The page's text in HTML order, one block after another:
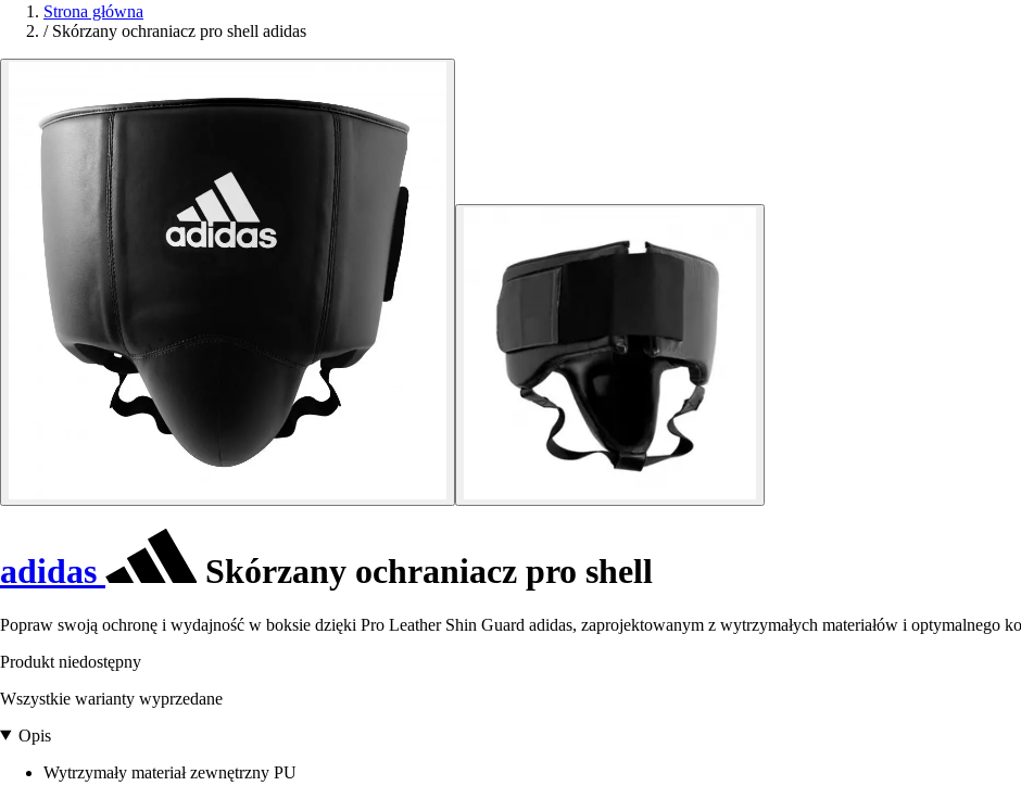
Strona główna
/ Skórzany ochraniacz pro shell adidas
adidas Skórzany ochraniacz pro shell
Popraw swoją ochronę i wydajność w boksie dzięki Pro Leather Shin Guard adidas, zaprojektowanym z wytrzymałych materiałów i optymalnego
Produkt niedostępny
Wszystkie warianty wyprzedane
Opis
Wytrzymały materiał zewnętrzny PU